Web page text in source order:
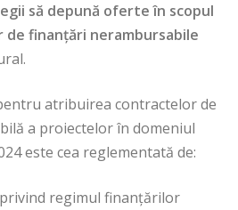
să depună oferte în scopul
finanțări nerambursabile
atribuirea contractelor de
a proiectelor în domeniul
este cea reglementată de:
regimul finanțărilor